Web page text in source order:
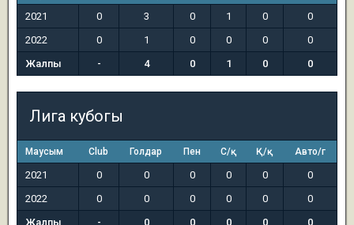
2021 0 3 0 1 0
0
2022
0 1 0 0 0
0
Жалпы
- 4 0 1 0 0
Лига кубогы
Маусым Club Голдар Пен С/қ Қ/қ Авто/г
2021 0 0 0 0 0
0
2022
0 0 0 0 0
0
Жалпы
- 0 0 0 0 0